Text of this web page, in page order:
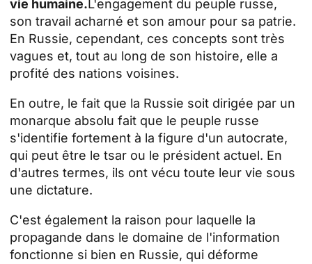
vie humaine.L'engagement du peuple russe,
son travail acharné et son amour pour sa patrie.
En Russie, cependant, ces concepts sont très
vagues et, tout au long de son histoire, elle a
profité des nations voisines.
En outre, le fait que la Russie soit dirigée par un
monarque absolu fait que le peuple russe
s'identifie fortement à la figure d'un autocrate,
qui peut être le tsar ou le président actuel. En
d'autres termes, ils ont vécu toute leur vie sous
une dictature.
C'est également la raison pour laquelle la
propagande dans le domaine de l'information
fonctionne si bien en Russie, qui déforme